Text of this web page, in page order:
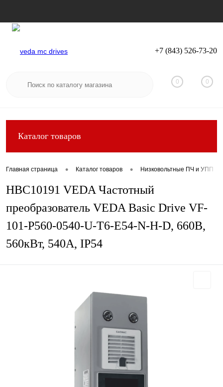
Вход Регистрация
+7 (843) 526-73-20
0 0
Каталог товаров
Главная страница • Каталог товаров • Низковольтные ПЧ и УПП
HBC10191 VEDA Частотный
преобразователь VEDA Basic Drive VF-
101-P560-0540-U-T6-E54-N-H-D, 660В,
560кВт, 540А, IP54